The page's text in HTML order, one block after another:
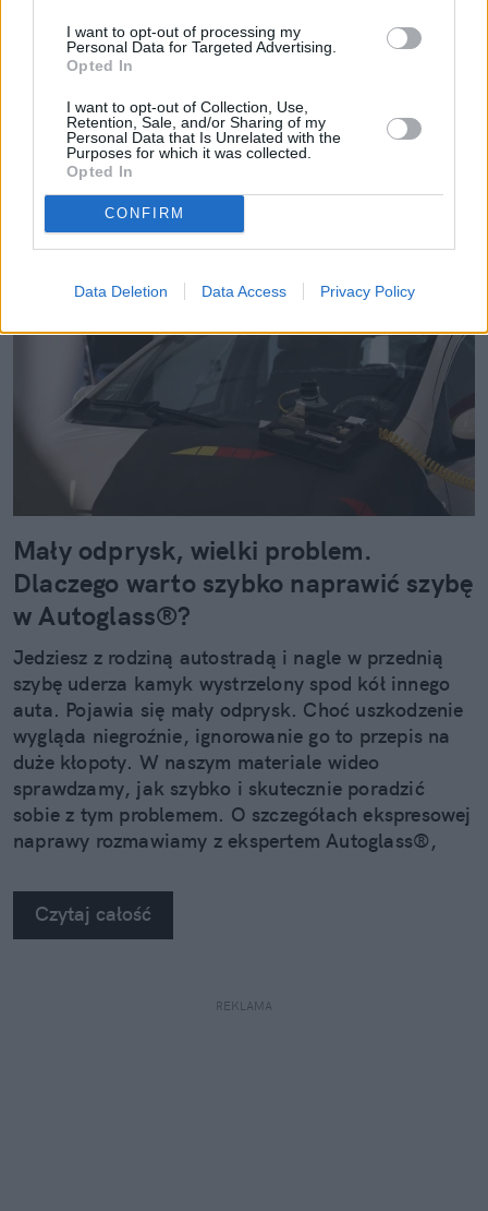
I want to opt-out of processing my
Personal Data for Targeted Advertising.
Opted In
I want to opt-out of Collection, Use,
Retention, Sale, and/or Sharing of my
Personal Data that Is Unrelated with the
Purposes for which it was collected.
Opted In
CONFIRM
Data Deletion Data Access Privacy Policy
Obserwuj
Czytaj więcej
Mały odprysk, wielki problem.
Dlaczego warto szybko naprawić szybę
w Autoglass®?
Jedziesz z rodziną autostradą i nagle w przednią
szybę uderza kamyk wystrzelony spod kół innego
auta. Pojawia się mały odprysk. Choć uszkodzenie
wygląda niegroźnie, ignorowanie go to przepis na
duże kłopoty. W naszym materiale wideo
sprawdzamy, jak szybko i skutecznie poradzić
sobie z tym problemem. O szczegółach ekspresowej
naprawy rozmawiamy z ekspertem Autoglass®,
Czytaj całość
REKLAMA